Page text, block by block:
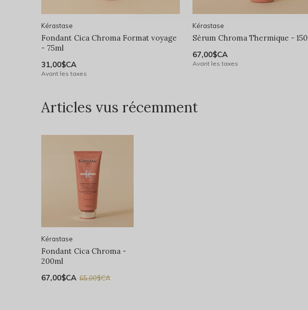
Kérastase
Fondant Cica Chroma Format voyage
- 75ml
31,00$CA
Avant les taxes
Kérastase
Sérum Chroma Thermique -
67,00$CA
Avant les taxes
Articles vus récemment
Kérastase
Fondant Cica Chroma -
200ml
67,00$CA 65,00$CA